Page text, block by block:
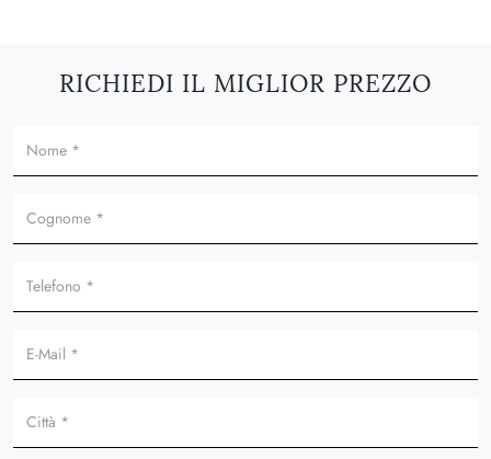
RICHIEDI IL MIGLIOR PREZZO